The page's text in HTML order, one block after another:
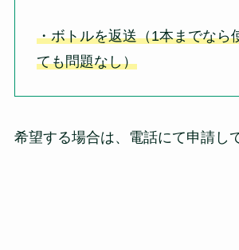
・ボトルを返送（1本までなら
ても問題なし）
希望する場合は、電話にて申請し